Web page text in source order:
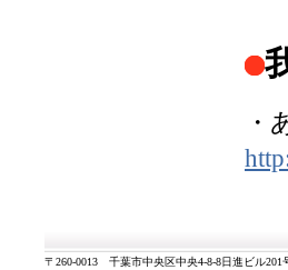
・
〒260-0013 千葉市中央区中央4-8-8日進ビル